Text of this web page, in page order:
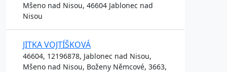
Mšeno nad Nisou, 46604 Jablonec nad
Nisou
JITKA VOJTÍŠKOVÁ
46604, 12196878, Jablonec nad Nisou,
Mšeno nad Nisou, Boženy Němcové, 3663,